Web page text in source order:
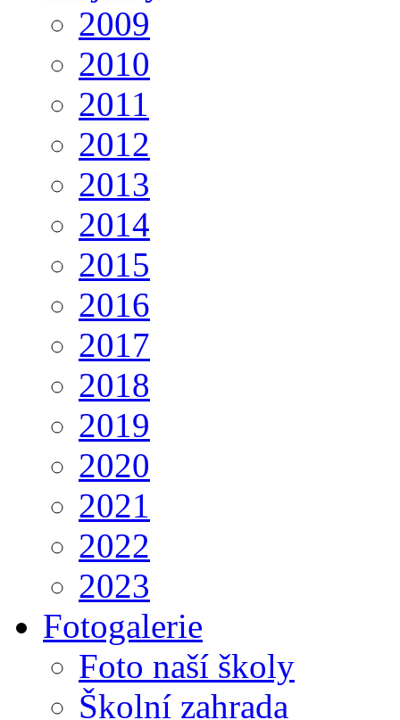
2009
2010
2011
2012
2013
2014
2015
2016
2017
2018
2019
2020
2021
2022
2023
Fotogalerie
Foto naší školy
Školní zahrada